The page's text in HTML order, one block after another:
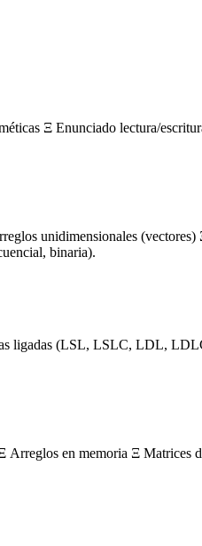
Ξ Enunciado lectura/
unidimensionales
binaria).
ligadas (LSL, LSLC, LDL,
en memoria Ξ Matrices